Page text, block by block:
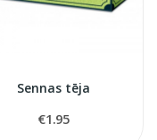
Sennas tēja
€1.95